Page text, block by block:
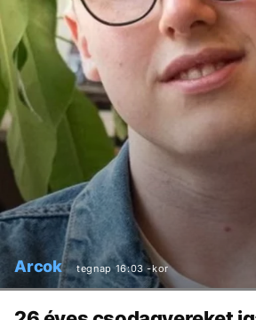
Arcok tegnap 16:03 -kor